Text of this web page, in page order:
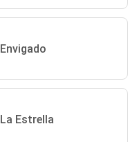
Envigado
La Estrella